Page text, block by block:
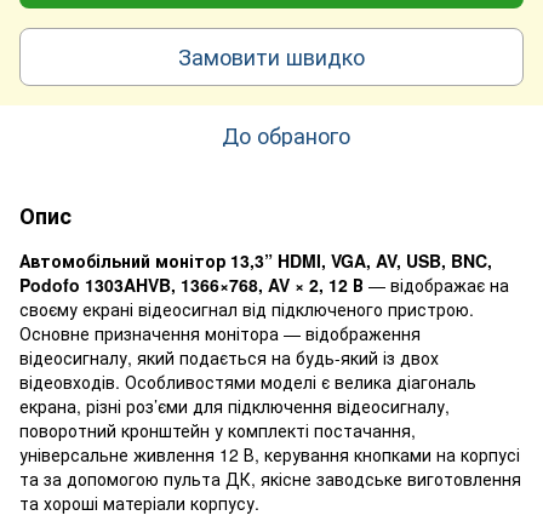
Замовити швидко
До обраного
Опис
Автомобільний монітор 13,3” HDMI, VGA, AV, USB, BNC,
Podofo 1303AHVB, 1366×768, AV × 2, 12 В — відображає на
своєму екрані відеосигнал від підключеного пристрою.
Основне призначення монітора — відображення
відеосигналу, який подається на будь-який із двох
відеовходів. Особливостями моделі є велика діагональ
екрана, різні роз’єми для підключення відеосигналу,
поворотний кронштейн у комплекті постачання,
універсальне живлення 12 В, керування кнопками на корпусі
та за допомогою пульта ДК, якісне заводське виготовлення
та хороші матеріали корпусу.